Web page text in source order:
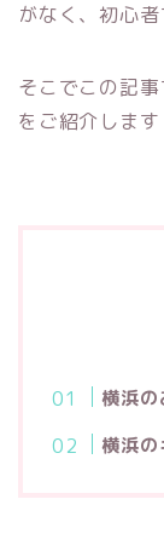
がなく、初心
そこでこの記
をご紹介します
横浜
横浜の